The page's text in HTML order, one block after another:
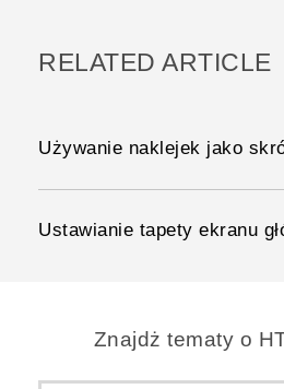
RELATED ARTICLE
Używanie naklejek jako
Ustawianie tapety ekranu
Znajdż tematy o